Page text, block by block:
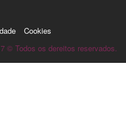
Cookies
© Todos os dereitos reservados.